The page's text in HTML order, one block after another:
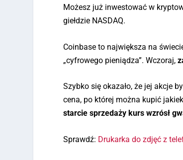
Możesz już inwestować w
giełdzie NASDAQ.
Coinbase to największa na
„cyfrowego pieniądza”. Wczoraj,
Szybko się okazało, że jej akcje
cena, po której można kupić
starcie sprzedaży kurs wzrósł
Sprawdź: Drukarka do zdjęć z